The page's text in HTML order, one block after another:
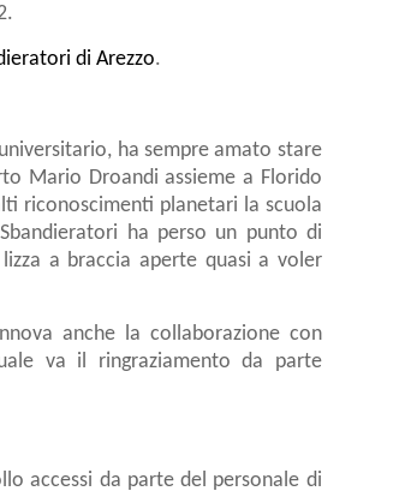
di Arezzo.
ha sempre amato stare
Mario Droandi assieme a Florido
riconoscimenti planetari la scuola
ha perso un punto di
a braccia aperte quasi a voler
anche la collaborazione con
va il ringraziamento da parte
accessi da parte del personale di